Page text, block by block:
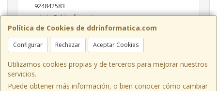
Política de Cookies de ddrinformatica.com
Configurar Rechazar Aceptar Cookies
Utilizamos cookies propias y de terceros para mejorar nuestros
servicios.
Puede obtener más información, o bien conocer cómo cambiar
924842583
admin@ddrinformatica.com
Horario
Mañanas 9.30 - 14 Tardes 17 - 20